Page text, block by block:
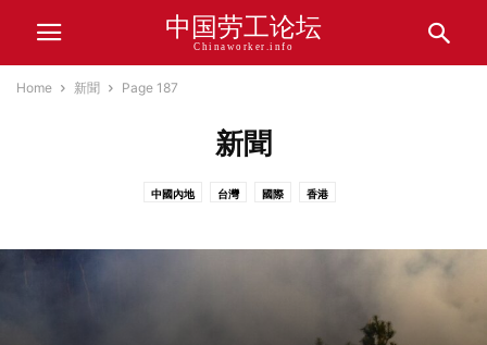
中国劳工论坛
Chinaworker.info
Home 新聞 Page 187
新聞
中國內地 台灣 國際 香港